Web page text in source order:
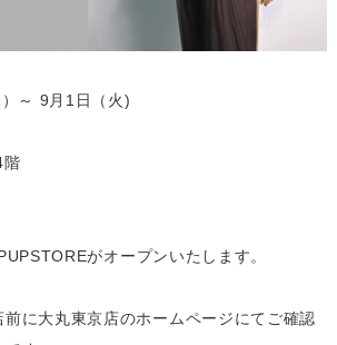
～ 9月1日（火)
階
がオープンいたします。
に大丸東京店のホームページにてご確認